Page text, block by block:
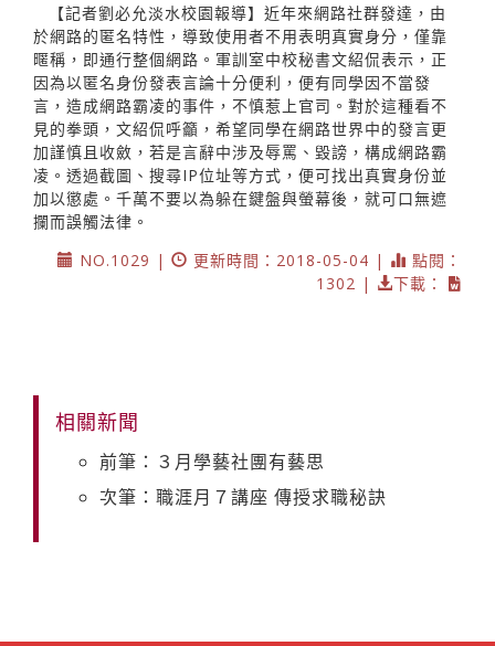
【記者劉必允淡水校園報導】近年來網路社群發達，由
於網路的匿名特性，導致使用者不用表明真實身分，僅靠
暱稱，即通行整個網路。軍訓室中校秘書文紹侃表示，正
因為以匿名身份發表言論十分便利，便有同學因不當發
言，造成網路霸凌的事件，不慎惹上官司。對於這種看不
見的拳頭，文紹侃呼籲，希望同學在網路世界中的發言更
加謹慎且收斂，若是言辭中涉及辱罵、毀謗，構成網路霸
凌。透過截圖、搜尋IP位址等方式，便可找出真實身份並
加以懲處。千萬不要以為躲在鍵盤與螢幕後，就可口無遮
攔而誤觸法律。
NO.1029 |
更新時間：2018-05-04 |
點閱：
1302 |
下載：
相關新聞
前筆：３月學藝社團有藝思
次筆：職涯月７講座 傳授求職秘訣